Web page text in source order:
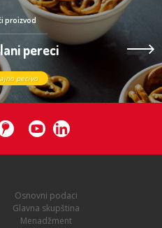
proizvod
pereci
pecivo
Osnovni podaci
Glavna skupština
Menadžment